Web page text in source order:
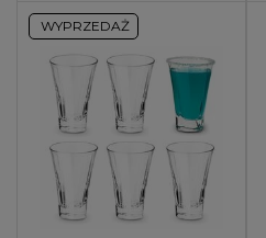
WYPRZEDAŻ